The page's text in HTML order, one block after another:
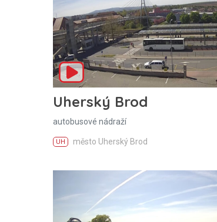
Uherský Brod
autobusové nádraží
UH město Uherský Brod